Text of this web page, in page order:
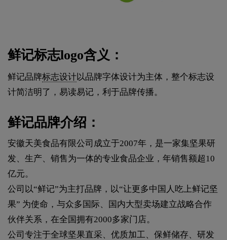
鲜记标志logo含义：
鲜记品牌标志设计以品牌字体设计为主体，整个标志设
计简洁明了，易读易记，利于品牌传播。
鲜记品牌介绍：
安徽天美食品有限公司成立于2007年，是一家集坚果研
发、生产、销售为一体的专业食品企业，年销售额超10
亿元。
公司以“鲜记”为主打品牌，以“让更多中国人吃上鲜记坚
果” 为使命，与众多国际、国内大型卖场建立战略合作
伙伴关系，在全国拥有2000多家门店。
公司专注于全球坚果直采、优质加工、保鲜储存、研发